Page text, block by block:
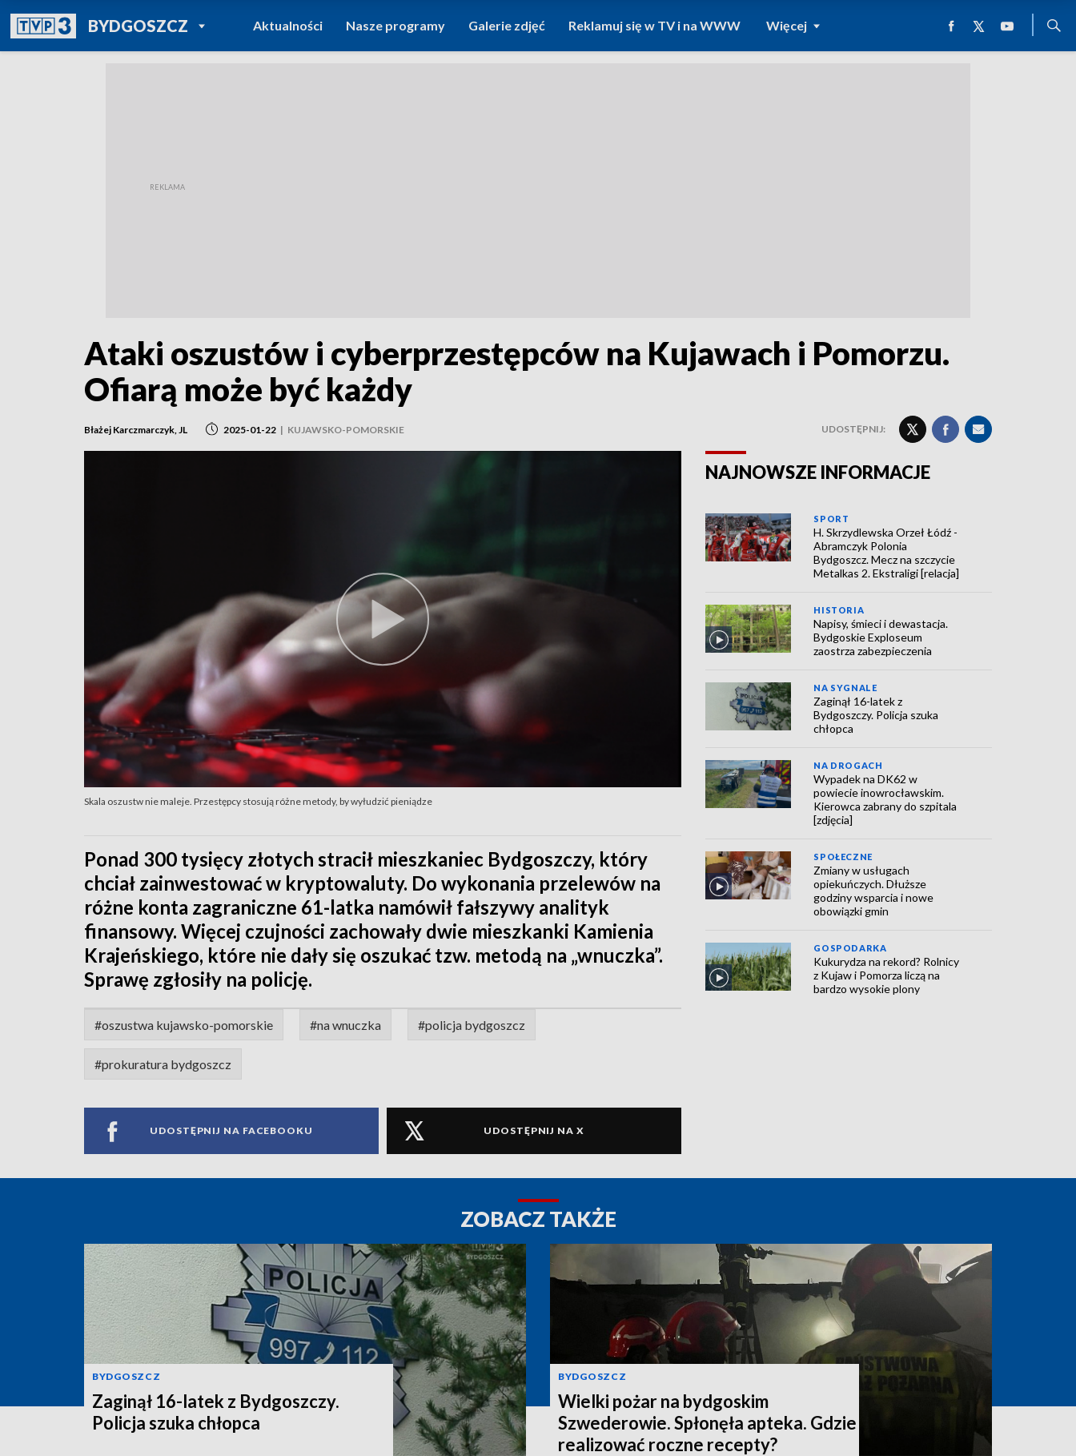
BYDGOSZCZPOWRÓT DO
TVP REGIONY
Aktualności Nasze programy Galerie zdjęć Reklamuj się w TV i na WWW Więcej
Ataki oszustów i cyberprzestępców na Kujawach i Pomorzu.
Ofiarą może być każdy
Błażej Karczmarczyk, JL 2025-01-22 | KUJAWSKO-POMORSKIE UDOSTĘPNIJ:
Skala oszustw nie maleje. Przestępcy stosują różne metody, by wyłudzić pieniądze
Ponad 300 tysięcy złotych stracił mieszkaniec Bydgoszczy, który
chciał zainwestować w kryptowaluty. Do wykonania przelewów na
różne konta zagraniczne 61-latka namówił fałszywy analityk
finansowy. Więcej czujności zachowały dwie mieszkanki Kamienia
Krajeńskiego, które nie dały się oszukać tzw. metodą na „wnuczka”.
Sprawę zgłosiły na policję.
#oszustwa kujawsko-pomorskie #na wnuczka #policja bydgoszcz
#prokuratura bydgoszcz
UDOSTĘPNIJ NA FACEBOOKU UDOSTĘPNIJ NA X
NAJNOWSZE INFORMACJE
SPORT
H. Skrzydlewska Orzeł Łódź -
Abramczyk Polonia
Bydgoszcz. Mecz na szczycie
Metalkas 2. Ekstraligi [relacja]
HISTORIA
Napisy, śmieci i dewastacja.
Bydgoskie Exploseum
zaostrza zabezpieczenia
NA SYGNALE
Zaginął 16-latek z
Bydgoszczy. Policja szuka
chłopca
NA DROGACH
Wypadek na DK62 w
powiecie inowrocławskim.
Kierowca zabrany do szpitala
[zdjęcia]
SPOŁECZNE
Zmiany w usługach
opiekuńczych. Dłuższe
godziny wsparcia i nowe
obowiązki gmin
GOSPODARKA
Kukurydza na rekord? Rolnicy
z Kujaw i Pomorza liczą na
bardzo wysokie plony
ZOBACZ TAKŻE
BYDGOSZCZ
Zaginął 16-latek z Bydgoszczy.
Policja szuka chłopca
BYDGOSZCZ
Wielki pożar na bydgoskim
Szwederowie. Spłonęła apteka. Gdzie
realizować roczne recepty?